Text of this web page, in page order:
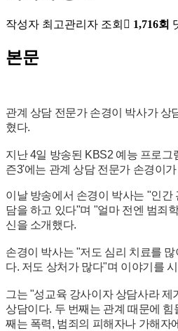
작성자 최고관리자 조회 1,716회
본문
관계 상담 전문가 손경이 박사가 상
혔다.
지난 4일 방송된 KBS2 예능 프로그
즌3'에는 관계 상담 전문가 손경이
이날 방송에서 손경이 박사는 "인간
담을 하고 있다"며 "얼마 전엔 범죄
신을 소개했다.
손경이 박사는 "저도 심리 치료를
다. 저도 상처가 많다"며 이야기를
그는 "성교육 강사이자 상담사라 제
상담이다. 두 번째는 관계 때문에
째는 폭력, 범죄의 피해자나 가해자